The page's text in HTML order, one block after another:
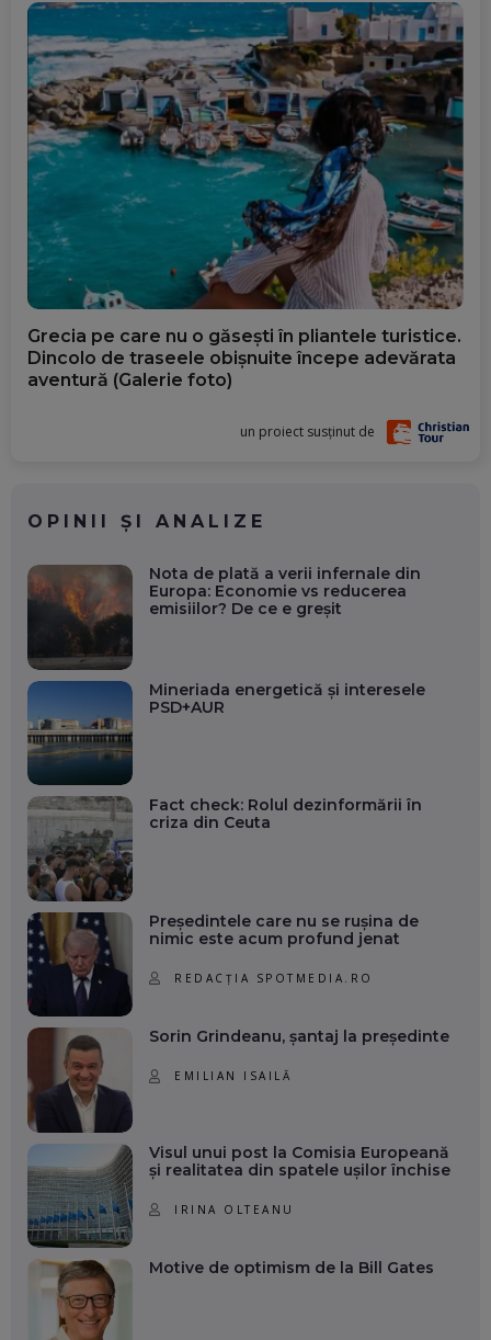
Grecia pe care nu o găsești în pliantele turistice.
Dincolo de traseele obișnuite începe adevărata
aventură (Galerie foto)
un proiect susținut de
OPINII ȘI ANALIZE
Nota de plată a verii infernale din
Europa: Economie vs reducerea
emisiilor? De ce e greșit
Mineriada energetică și interesele
PSD+AUR
Fact check: Rolul dezinformării în
criza din Ceuta
Președintele care nu se rușina de
nimic este acum profund jenat
REDACȚIA SPOTMEDIA.RO
Sorin Grindeanu, șantaj la președinte
EMILIAN ISAILĂ
Visul unui post la Comisia Europeană
și realitatea din spatele ușilor închise
IRINA OLTEANU
Motive de optimism de la Bill Gates